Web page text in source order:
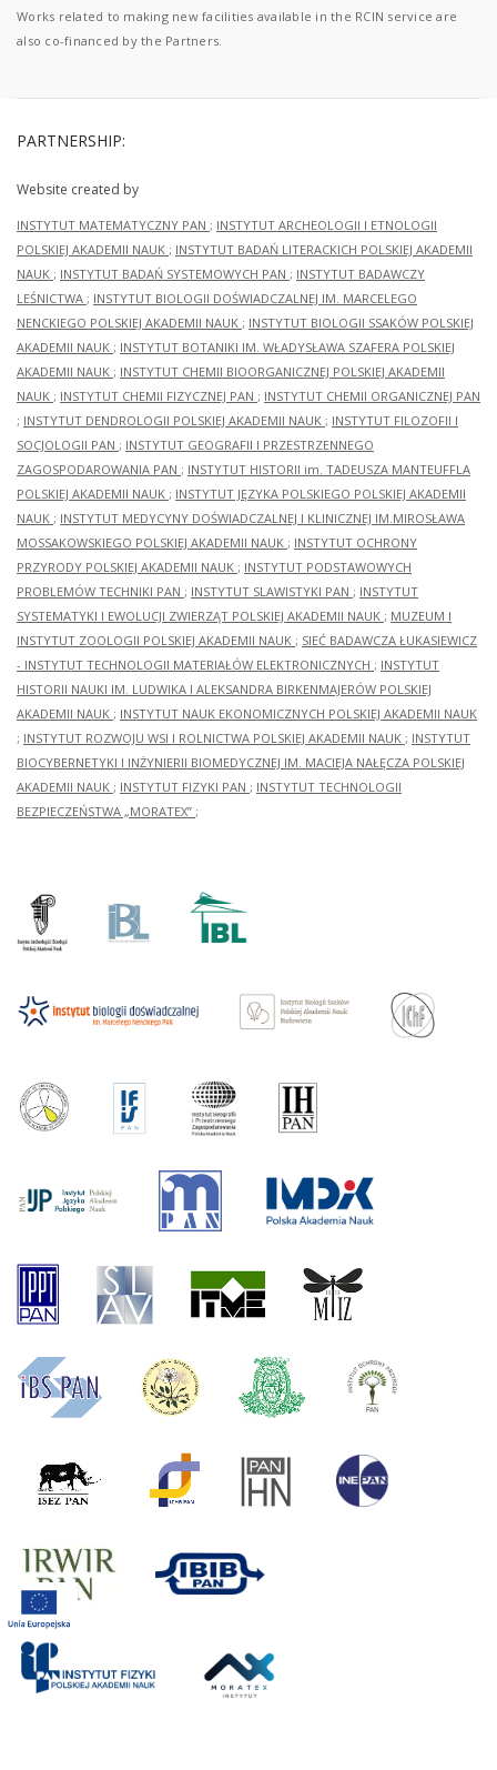
Works related to making new facilities available in the RCIN service are
also co-financed by the Partners.
PARTNERSHIP:
Website created by
INSTYTUT MATEMATYCZNY PAN ; INSTYTUT ARCHEOLOGII I ETNOLOGII
POLSKIEJ AKADEMII NAUK ; INSTYTUT BADAŃ LITERACKICH POLSKIEJ AKADEMII
NAUK ; INSTYTUT BADAŃ SYSTEMOWYCH PAN ; INSTYTUT BADAWCZY
LEŚNICTWA ; INSTYTUT BIOLOGII DOŚWIADCZALNEJ IM. MARCELEGO
NENCKIEGO POLSKIEJ AKADEMII NAUK ; INSTYTUT BIOLOGII SSAKÓW POLSKIEJ
AKADEMII NAUK ; INSTYTUT BOTANIKI IM. WŁADYSŁAWA SZAFERA POLSKIEJ
AKADEMII NAUK ; INSTYTUT CHEMII BIOORGANICZNEJ POLSKIEJ AKADEMII
NAUK ; INSTYTUT CHEMII FIZYCZNEJ PAN ; INSTYTUT CHEMII ORGANICZNEJ PAN
; INSTYTUT DENDROLOGII POLSKIEJ AKADEMII NAUK ; INSTYTUT FILOZOFII I
SOCJOLOGII PAN ; INSTYTUT GEOGRAFII I PRZESTRZENNEGO
ZAGOSPODAROWANIA PAN ; INSTYTUT HISTORII im. TADEUSZA MANTEUFFLA
POLSKIEJ AKADEMII NAUK ; INSTYTUT JĘZYKA POLSKIEGO POLSKIEJ AKADEMII
NAUK ; INSTYTUT MEDYCYNY DOŚWIADCZALNEJ I KLINICZNEJ IM.MIROSŁAWA
MOSSAKOWSKIEGO POLSKIEJ AKADEMII NAUK ; INSTYTUT OCHRONY
PRZYRODY POLSKIEJ AKADEMII NAUK ; INSTYTUT PODSTAWOWYCH
PROBLEMÓW TECHNIKI PAN ; INSTYTUT SLAWISTYKI PAN ; INSTYTUT
SYSTEMATYKI I EWOLUCJI ZWIERZĄT POLSKIEJ AKADEMII NAUK ; MUZEUM I
INSTYTUT ZOOLOGII POLSKIEJ AKADEMII NAUK ; SIEĆ BADAWCZA ŁUKASIEWICZ
- INSTYTUT TECHNOLOGII MATERIAŁÓW ELEKTRONICZNYCH ; INSTYTUT
HISTORII NAUKI IM. LUDWIKA I ALEKSANDRA BIRKENMAJERÓW POLSKIEJ
AKADEMII NAUK ; INSTYTUT NAUK EKONOMICZNYCH POLSKIEJ AKADEMII NAUK
; INSTYTUT ROZWOJU WSI I ROLNICTWA POLSKIEJ AKADEMII NAUK ; INSTYTUT
BIOCYBERNETYKI I INŻYNIERII BIOMEDYCZNEJ IM. MACIEJA NAŁĘCZA POLSKIEJ
AKADEMII NAUK ; INSTYTUT FIZYKI PAN ; INSTYTUT TECHNOLOGII
BEZPIECZEŃSTWA „MORATEX” ;